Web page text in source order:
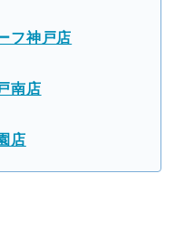
フ神戸店
南店
店